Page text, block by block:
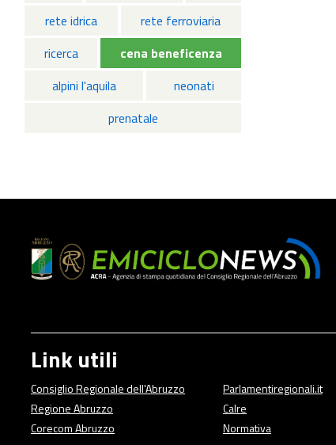
rete idrica
rete ferroviaria
ricerca
cena beneficenza
alpini l'aquila
neonati
prenatale
Link utili
Consiglio Regionale dell'Abruzzo
Regione Abruzzo
Corecom Abruzzo
Parlamentiregionali.it
Calre
Normativa